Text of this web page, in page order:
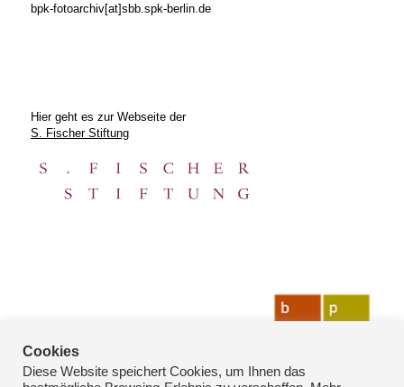
bpk-fotoarchiv[at]sbb.spk-berlin.de
Hier geht es zur Webseite der
S. Fischer Stiftung
Cookies
Diese Website speichert Cookies, um Ihnen das